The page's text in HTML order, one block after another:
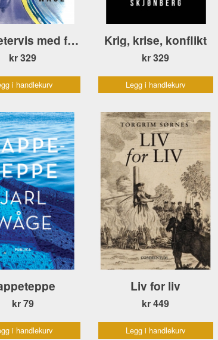
Kilometervis med forteljingar
kr 329
i handlekurv
Krig, krise, konflikt
kr 329
Legg i handlekurv
kr 79
i handlekurv
Liv for liv
kr 449
Legg i handlekurv